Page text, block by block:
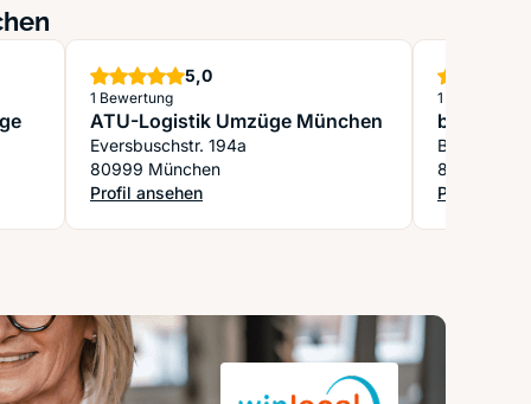
5,0Sterne
1 Bewertung
ATU-Logistik Umzüge München
Eversbuschstr. 194a
80999 München
Profil ansehen
: ATU-Logistik Umzüge München
1 Bewertung
81677
Profil
: